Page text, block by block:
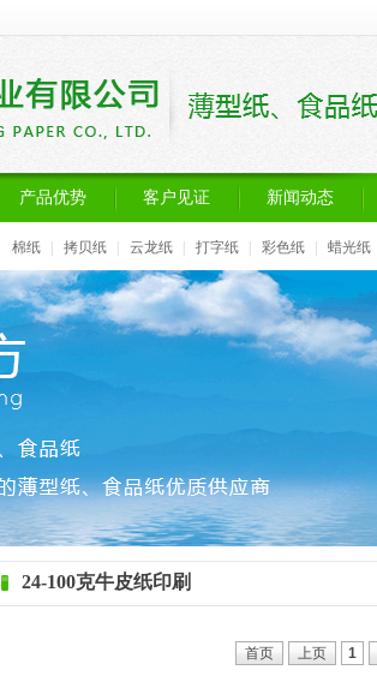
产品优势 客户见证 新闻动态
棉纸 拷贝纸 云龙纸 打字纸 彩色纸 蜡光纸
24-100克牛皮纸印刷
首页 上页 1